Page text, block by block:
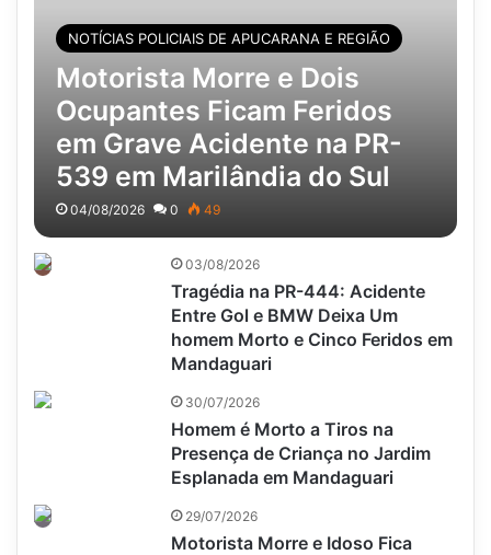
NOTÍCIAS POLICIAIS DE APUCARANA E REGIÃO
Motorista Morre e Dois
Ocupantes Ficam Feridos
em Grave Acidente na PR-
539 em Marilândia do Sul
04/08/2026 0 49
03/08/2026
Tragédia na PR-444: Acidente
Entre Gol e BMW Deixa Um
homem Morto e Cinco Feridos em
Mandaguari
30/07/2026
Homem é Morto a Tiros na
Presença de Criança no Jardim
Esplanada em Mandaguari
29/07/2026
Motorista Morre e Idoso Fica